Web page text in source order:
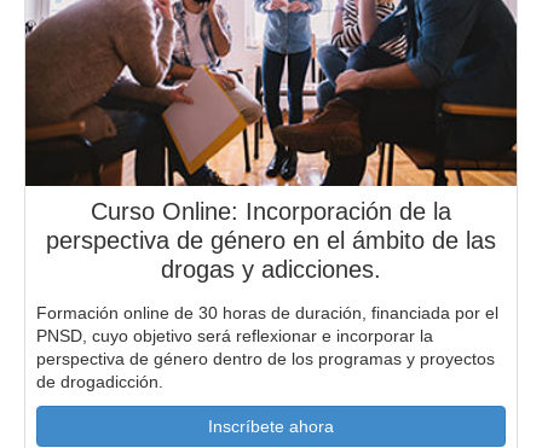
Curso Online: Incorporación de la
perspectiva de género en el ámbito de las
drogas y adicciones.
Formación online de 30 horas de duración, financiada por el
PNSD, cuyo objetivo será reflexionar e incorporar la
perspectiva de género dentro de los programas y proyectos
de drogadicción.
Inscríbete ahora